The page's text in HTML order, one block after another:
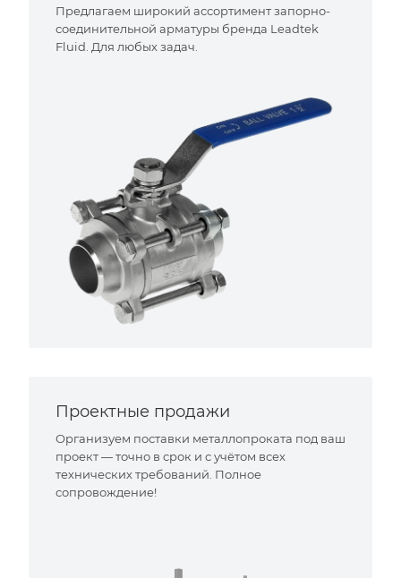
Предлагаем широкий ассортимент запорно-
соединительной арматуры бренда Leadtek
Fluid. Для любых задач.
Проектные продажи
Организуем поставки металлопроката под ваш
проект — точно в срок и с учётом всех
технических требований. Полное
сопровождение!